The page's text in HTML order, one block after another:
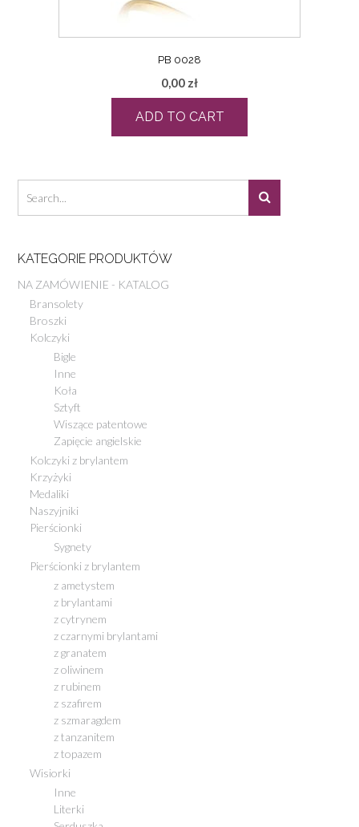
PB 0028
0,00 zł
ADD TO CART
KATEGORIE PRODUKTÓW
NA ZAMÓWIENIE - KATALOG
Bransolety
Broszki
Kolczyki
Bigle
Inne
Koła
Sztyft
Wiszące patentowe
Zapięcie angielskie
Kolczyki z brylantem
Krzyżyki
Medaliki
Naszyjniki
Pierścionki
Sygnety
Pierścionki z brylantem
z ametystem
z brylantami
z cytrynem
z czarnymi brylantami
z granatem
z oliwinem
z rubinem
z szafirem
z szmaragdem
z tanzanitem
z topazem
Wisiorki
Inne
Literki